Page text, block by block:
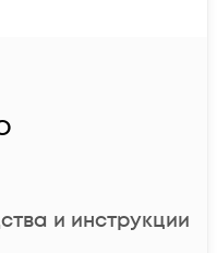
и инструкции